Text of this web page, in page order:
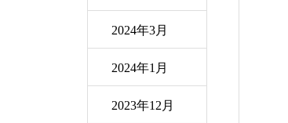
2024年3月
2024年1月
2023年12月